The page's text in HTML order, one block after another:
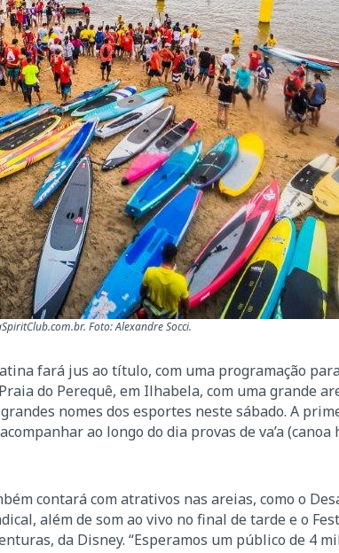
Foto: Alexandre Socci.
fará jus ao título, com uma programação
do Perequê, em Ilhabela, com uma grande
nomes dos esportes neste sábado. A
ao longo do dia provas de va’a
contará com atrativos nas areias, como o
além de som ao vivo no final de tarde e o
da Disney. “Esperamos um público de 4